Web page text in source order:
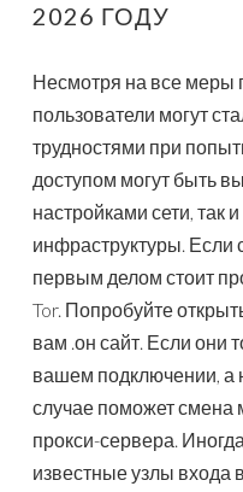
2026 ГОДУ
Несмотря на все меры
пользователи могут
трудностями при
доступом могут быть
настройками сети,
инфраструктуры. Если
первым делом стоит
Tor. Попробуйте
вам .он сайт. Если они
вашем подключении, а
случае поможет смена
прокси-сервера.
известные узлы входа